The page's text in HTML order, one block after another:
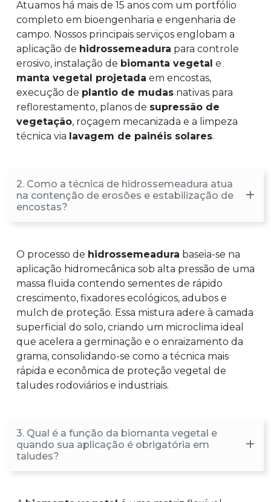
Atuamos há mais de 15 anos com um portfólio
completo em bioengenharia e engenharia de
campo. Nossos principais serviços englobam a
aplicação de hidrossemeadura para controle
erosivo, instalação de biomanta vegetal e
manta vegetal projetada em encostas,
execução de plantio de mudas nativas para
reflorestamento, planos de supressão de
vegetação, roçagem mecanizada e a limpeza
técnica via lavagem de painéis solares.
2. Como a técnica de hidrossemeadura atua
na contenção de erosões e estabilização de
encostas?
O processo de hidrossemeadura baseia-se na
aplicação hidromecânica sob alta pressão de uma
massa fluida contendo sementes de rápido
crescimento, fixadores ecológicos, adubos e
mulch de proteção. Essa mistura adere à camada
superficial do solo, criando um microclima ideal
que acelera a germinação e o enraizamento da
grama, consolidando-se como a técnica mais
rápida e econômica de proteção vegetal de
taludes rodoviários e industriais.
3. Qual é a função da biomanta vegetal e
quando sua aplicação é obrigatória em
taludes?